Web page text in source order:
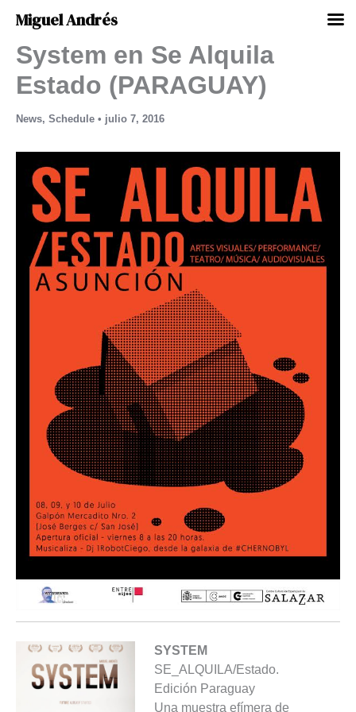
contenido
System en Se Alquila
Estado (PARAGUAY)
News, Schedule • julio 7, 2016
SYSTEM
SE_ALQUILA/Estado.
Edición Paraguay
Una muestra efímera de
Miguel Andrés